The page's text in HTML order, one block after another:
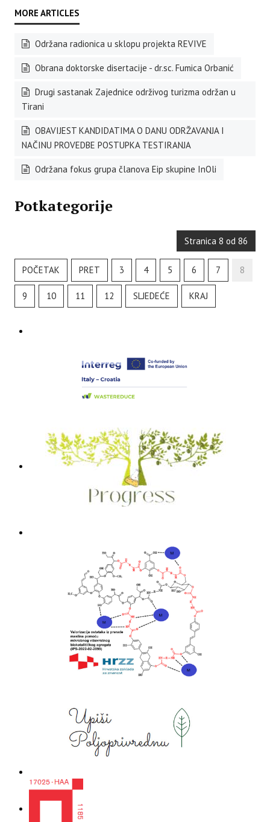
Održana radionica u sklopu projekta REVIVE
Obrana doktorske disertacije - dr.sc. Fumica Orbanić
Drugi sastanak Zajednice održivog turizma održan u
Tirani
OBAVIJEST KANDIDATIMA O DANU ODRŽAVANJA I
NAČINU PROVEDBE POSTUPKA TESTIRANJA
Održana fokus grupa članova Eip skupine InOli
Potkategorije
Stranica 8 od 86
POČETAK PRET 3 4 5 6 7 8
9 10 11 12 SLJEDEĆE KRAJ